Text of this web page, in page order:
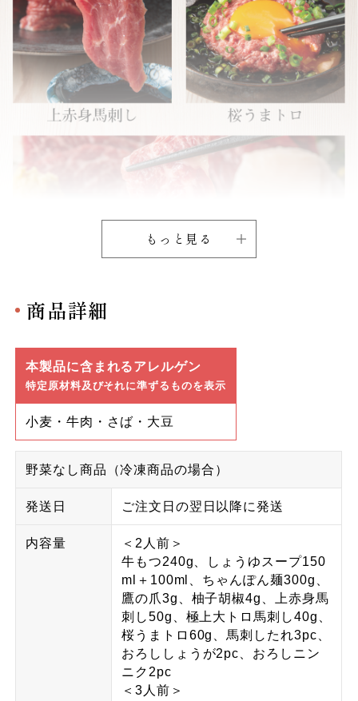
もっと見る
商品詳細
本製品に含まれるアレルゲン
特定原材料及びそれに準ずるものを表示
小麦・牛肉・さば・大豆
野菜なし商品（冷凍商品の場合）
発送日 ご注文日の翌日以降に発送
内容量
＜2人前＞
牛もつ240g、しょうゆスープ150
ml＋100ml、ちゃんぽん麺300g、
鷹の爪3g、柚子胡椒4g、上赤身馬
刺し50g、極上大トロ馬刺し40g、
桜うまトロ60g、馬刺したれ3pc、
おろししょうが2pc、おろしニン
ニク2pc
＜3人前＞